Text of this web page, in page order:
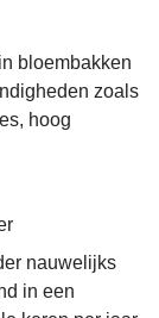
bloembakken
zoals
hoog
nauwelijks
in een